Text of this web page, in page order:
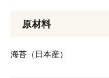
原材料
海苔（日本産）